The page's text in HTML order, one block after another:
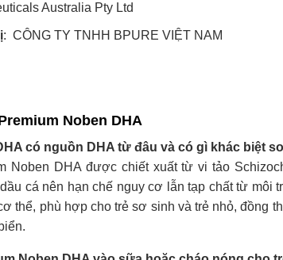
Australia Pty Ltd
: CÔNG TY TNHH BPURE VIỆT NAM
Noben DHA
có nguồn DHA từ đâu và có gì khác biệt
Noben DHA được chiết xuất từ vi tảo
cá nên hạn chế nguy cơ lẫn tạp chất từ môi
thể, phù hợp cho trẻ sơ sinh và trẻ nhỏ, đồng